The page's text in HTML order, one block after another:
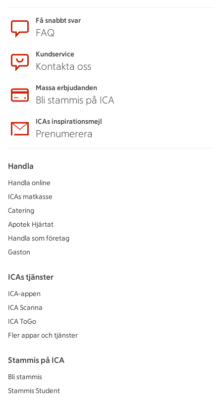
Få snabbt svar
FAQ
Kundservice
Kontakta oss
Massa erbjudanden
Bli stammis på ICA
ICAs inspirationsmejl
Prenumerera
Handla
Handla online
ICAs matkasse
Catering
Apotek Hjärtat
Handla som företag
Gaston
ICAs tjänster
ICA-appen
ICA Scanna
ICA ToGo
Fler appar och tjänster
Stammis på ICA
Bli stammis
Stammis Student